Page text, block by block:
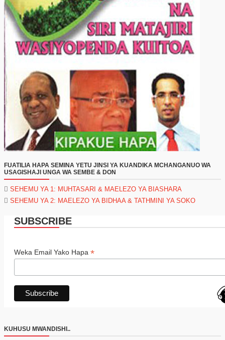
FUATILIA HAPA SEMINA YETU JINSI YA KUANDIKA MCHANGANUO WA
USAGISHAJI UNGA WA SEMBE & DON
SEHEMU YA 1: MUHTASARI & MAELEZO YA BIASHARA
SEHEMU YA 2: MAELEZO YA BIDHAA & TATHMINI YA SOKO
SUBSCRIBE
Weka Email Yako Hapa *
KUHUSU MWANDISHI..